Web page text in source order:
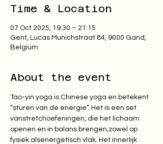
Time & Location
07 Oct 2025, 19:30 – 21:15
Gent, Lucas Munichstraat 84, 9000 Gand,
Belgium
About the event
Tao-yin yoga is Chinese yoga en betekent
“sturen van de energie”. Het is een set
vanstretchoefeningen, die het lichaam
openen en in balans brengen,zowel op
fysiek alsenergetisch vlak. Het innerlijk